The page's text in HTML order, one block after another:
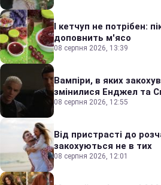
І кетчуп не потрібен:
доповнить м'ясо
08 серпня 2026, 13:39
Вампіри, в яких
змінилися Енджел та
08 серпня 2026, 12:55
Від пристрасті до
закохуються не в тих
08 серпня 2026, 12:01